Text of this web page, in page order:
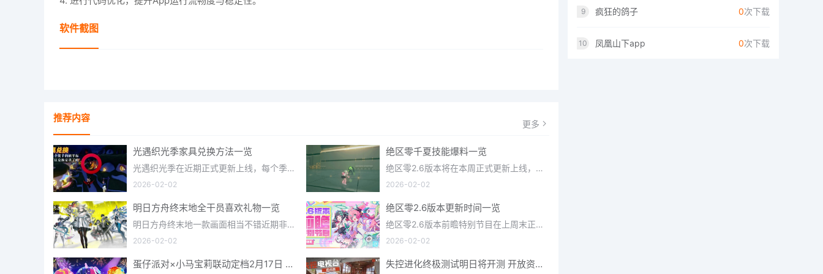
软件截图
推荐内容 更多
光遇织光季家具兑换方法一览
光遇织光季在近期正式更新上线，每个季节都有着许多全新内容和资讯可以让你来体验，不少刚体验的小伙伴想要知道
2026-02-02
绝区零千夏技能爆料一览
绝区零2.6版本将在本周正式更新上线，上周的前瞻直播官方给玩家们带来关于最新版本的卡池信息和相关活动内容，
2026-02-02
明日方舟终末地全干员喜欢礼物一览
明日方舟终末地一款画面相当不错近期非常火爆的大型二次元冒险游戏，这里有相当多好看的干员可以让你来抽取并
2026-02-02
绝区零2.6版本更新时间一览
绝区零2.6版本前瞻特别节目在上周末正式播出，官方给玩家们带来了许多关于最新版本的相关资讯和上线时间，不少
2026-02-02
蛋仔派对×小马宝莉联动定档2月17日 联动外观将登场 失控进化终极测试明日将开测 开放资格预下载已开启
9 疯狂的鸽子 0次下载
10 凤凰山下app 0次下载